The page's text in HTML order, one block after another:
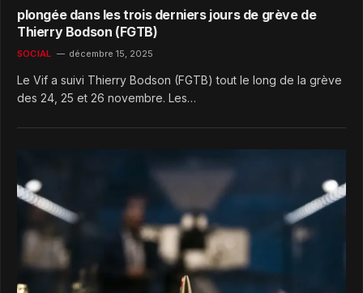
plongée dans les trois derniers jours de grève de
Thierry Bodson (FGTB)
SOCIAL décembre 15, 2025
Le Vif a suivi Thierry Bodson (FGTB) tout le long de la grève
des 24, 25 et 26 novembre. Les…